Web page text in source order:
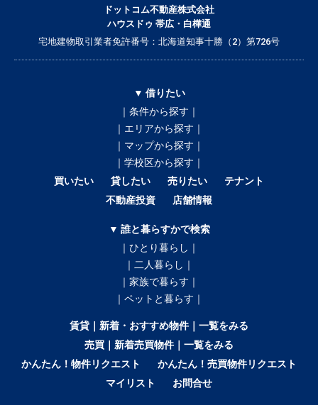
ドットコム不動産株式会社
ハウスドゥ 帯広・白樺通
宅地建物取引業者免許番号：北海道知事十勝（2）第726号
▼ 借りたい
｜条件から探す｜
｜エリアから探す｜
｜マップから探す｜
｜学校区から探す｜
買いたい
貸したい 売りたい
テナント
不動産投資
店舗情報
▼ 誰と暮らすかで検索
｜ひとり暮らし｜
｜二人暮らし｜
｜家族で暮らす｜
｜ペットと暮らす｜
賃貸｜新着・おすすめ物件｜一覧をみる
売買｜新着売買物件｜一覧をみる
かんたん！物件リクエスト
かんたん！売買物件リクエスト
マイリスト
お問合せ